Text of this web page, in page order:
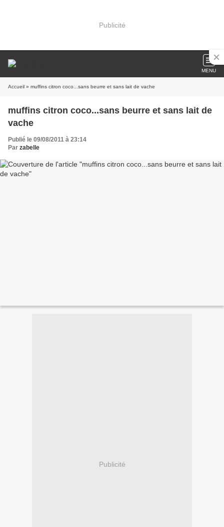
Publicité
MENU
Accueil » muffins citron coco...sans beurre et sans lait de vache
muffins citron coco...sans beurre et sans lait de
vache
Publié le 09/08/2011 à 23:14
Par zabelle
Publicité